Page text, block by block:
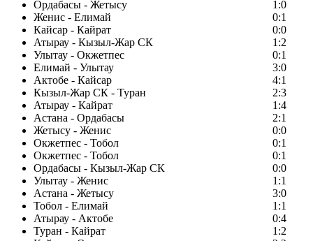
Ордабасы - Жетысу
1:0
Женис - Елимай
0:1
Кайсар - Кайрат
0:0
Атырау - Кызыл-Жар СК
1:2
Улытау - Окжетпес
0:1
Елимай - Улытау
3:0
Актобе - Кайсар
4:1
Кызыл-Жар СК - Туран
2:3
Атырау - Кайрат
1:4
Астана - Ордабасы
2:1
Жетысу - Женис
0:0
Окжетпес - Тобол
0:1
Окжетпес - Тобол
0:1
Ордабасы - Кызыл-Жар СК
0:0
Улытау - Женис
1:1
Астана - Жетысу
3:0
Тобол - Елимай
1:1
Атырау - Актобе
0:4
Туран - Кайрат
1:2